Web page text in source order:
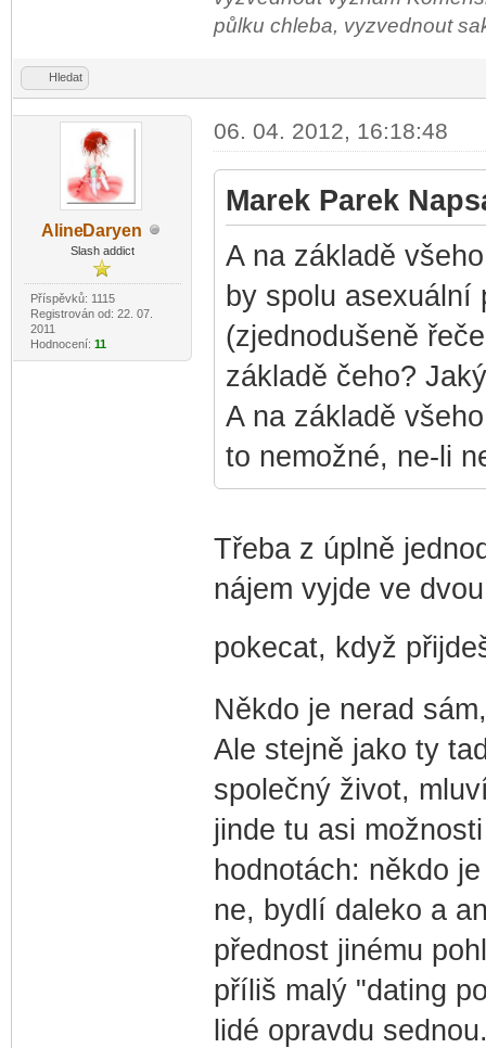
půlku chleba, vyzvednout
Hledat
AlineDaryen
Slash addict
Příspěvků: 1115
Registrován od: 22. 07.
2011
Hodnocení: 11
06. 04. 2012, 16:18:48
Marek Parek
A na základě
by spolu asexuální
(zjednodušeně
základě čeho?
A na základě
to nemožné, ne-li
Třeba z úplně
nájem vyjde ve
pokecat, když
Někdo je nerad
Ale stejně jako ty
společný život,
jinde tu asi
hodnotách: někdo
ne, bydlí daleko a
přednost jinému
příliš malý "dating
lidé opravdu